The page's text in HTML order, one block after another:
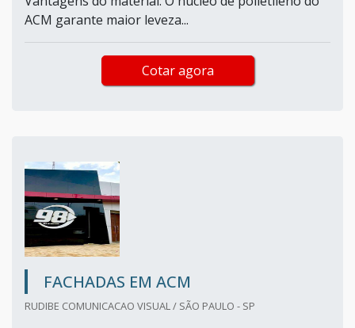
ACM garante maior leveza...
Cotar agora
FACHADAS EM ACM
RUDIBE COMUNICACAO VISUAL / SÃO PAULO - SP